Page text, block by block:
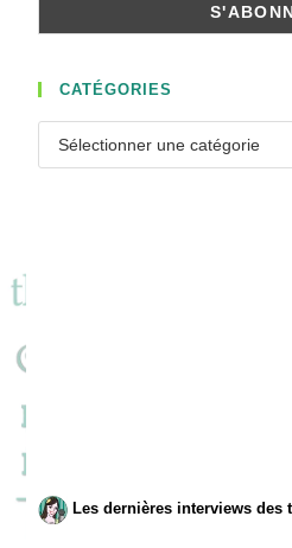
CATÉGORIES
Les dernières interviews des